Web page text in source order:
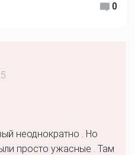
0
неоднократно . Но
просто ужасные . Там